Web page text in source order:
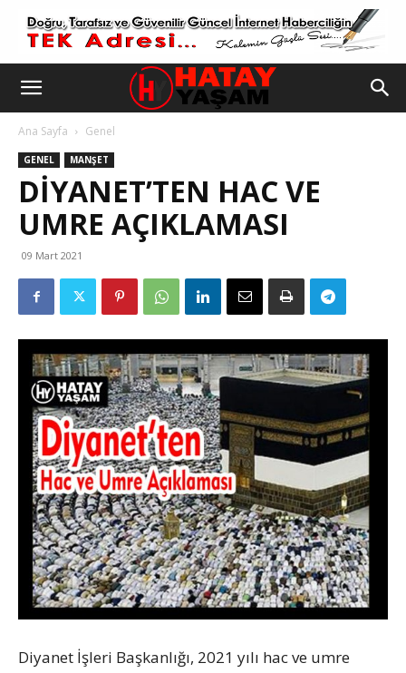
Ana Sayfa Genel
GENEL MANŞET
DIYANET’TEN HAC VE
UMRE AÇIKLAMASI
09 Mart 2021
Diyanet İşleri Başkanlığı, 2021 yılı hac ve umre